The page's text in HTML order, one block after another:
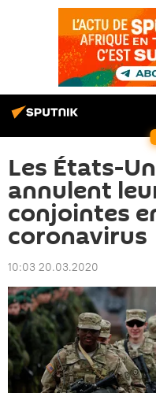
Les États-
annulent
conjointes
coronavirus
10:03 20.03.2020